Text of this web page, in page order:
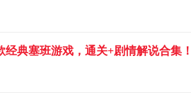
经典塞班游戏，通关+剧情解说合集！